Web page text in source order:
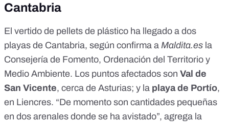
Cantabria
El vertido de pellets de plástico ha llegado a dos
playas de Cantabria, según confirma a Maldita.es la
Consejería de Fomento, Ordenación del Territorio y
Medio Ambiente. Los puntos afectados son Val de
San Vicente, cerca de Asturias; y la playa de Portío,
en Liencres. “De momento son cantidades pequeñas
en dos arenales donde se ha avistado”, agrega la